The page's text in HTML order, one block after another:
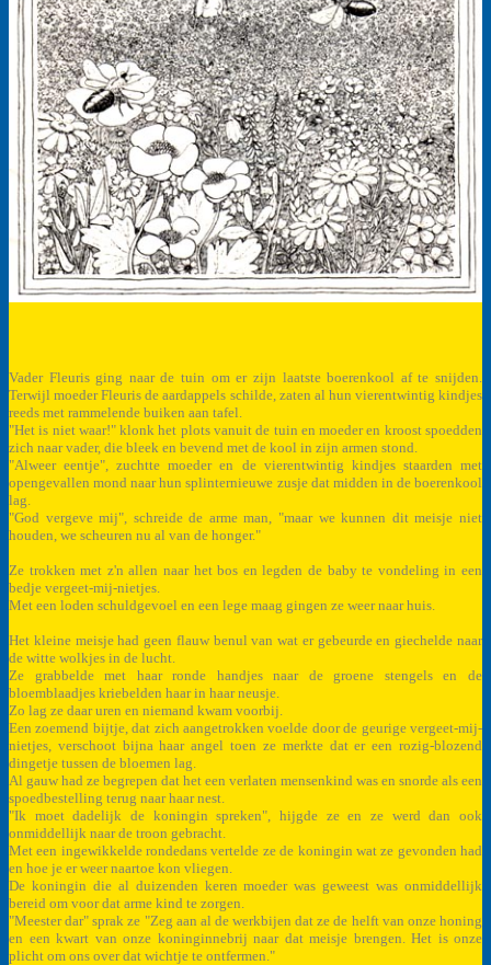
Vader Fleuris ging naar de tuin om er zijn laatste boerenkool af te snijden.
Terwijl moeder Fleuris de aardappels schilde, zaten al hun vierentwintig kindjes
reeds met rammelende buiken aan tafel.
"Het is niet waar!" klonk het plots vanuit de tuin en moeder en kroost spoedden
zich naar vader, die bleek en bevend met de kool in zijn armen stond.
"Alweer eentje", zuchtte moeder en de vierentwintig kindjes staarden met
opengevallen mond naar hun splinternieuwe zusje dat midden in de boerenkool
lag.
"God vergeve mij", schreide de arme man, "maar we kunnen dit meisje niet
houden, we scheuren nu al van de honger."
Ze trokken met z'n allen naar het bos en legden de baby te vondeling in een
bedje vergeet-mij-nietjes.
Met een loden schuldgevoel en een lege maag gingen ze weer naar huis.
Het kleine meisje had geen flauw benul van wat er gebeurde en giechelde naar
de witte wolkjes in de lucht.
Ze grabbelde met haar ronde handjes naar de groene stengels en de
bloemblaadjes kriebelden haar in haar neusje.
Zo lag ze daar uren en niemand kwam voorbij.
Een zoemend bijtje, dat zich aangetrokken voelde door de geurige vergeet-mij-
nietjes, verschoot bijna haar angel toen ze merkte dat er een rozig-blozend
dingetje tussen de bloemen lag.
Al gauw had ze begrepen dat het een verlaten mensenkind was en snorde als een
spoedbestelling terug naar haar nest.
"Ik moet dadelijk de koningin spreken", hijgde ze en ze werd dan ook
onmiddellijk naar de troon gebracht.
Met een ingewikkelde rondedans vertelde ze de koningin wat ze gevonden had
en hoe je er weer naartoe kon vliegen.
De koningin die al duizenden keren moeder was geweest was onmiddellijk
bereid om voor dat arme kind te zorgen.
"Meester dar" sprak ze "Zeg aan al de werkbijen dat ze de helft van onze honing
en een kwart van onze koninginnebrij naar dat meisje brengen. Het is onze
plicht om ons over dat wichtje te ontfermen."